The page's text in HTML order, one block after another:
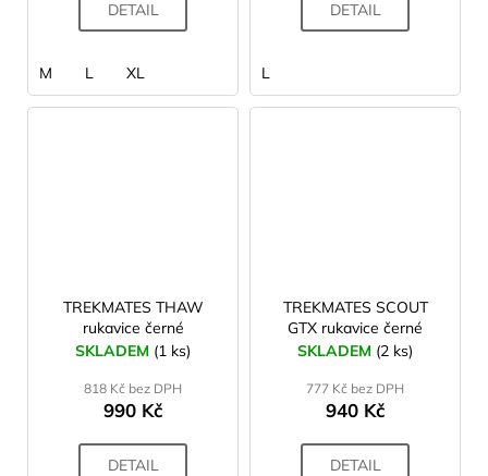
DETAIL
M L XL
DETAIL
L
TREKMATES THAW
rukavice černé
SKLADEM (1 ks)
818 Kč bez DPH
990 Kč
DETAIL
TREKMATES SCOUT
GTX rukavice černé
SKLADEM (2 ks)
777 Kč bez DPH
940 Kč
DETAIL